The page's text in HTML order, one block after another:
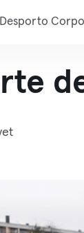
Desporto